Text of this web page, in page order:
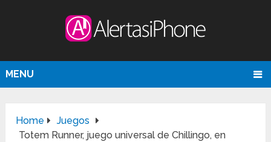
MENU
Home
Juegos
Totem Runner, juego universal de Chillingo, en